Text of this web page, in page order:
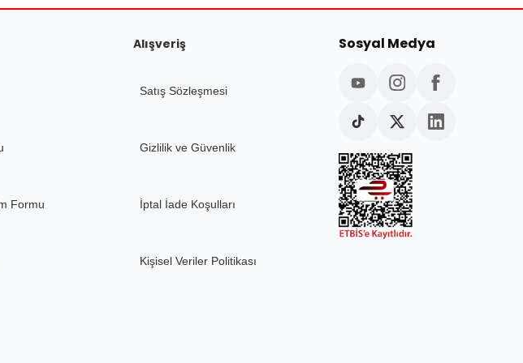
Formu
Alışveriş
Satış Sözleşmesi
Gizlilik ve Güvenlik
İptal İade Koşulları
Kişisel Veriler Politikası
Sosyal Medya